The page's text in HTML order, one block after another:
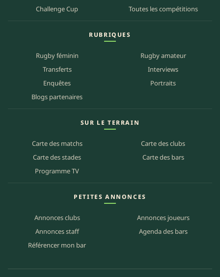
Challenge Cup
Toutes les compétitions
RUBRIQUES
Rugby féminin
Rugby amateur
Transferts
Interviews
Enquêtes
Portraits
Blogs partenaires
SUR LE TERRAIN
Carte des matchs
Carte des clubs
Carte des stades
Carte des bars
Programme TV
PETITES ANNONCES
Annonces clubs
Annonces joueurs
Annonces staff
Agenda des bars
Référencer mon bar